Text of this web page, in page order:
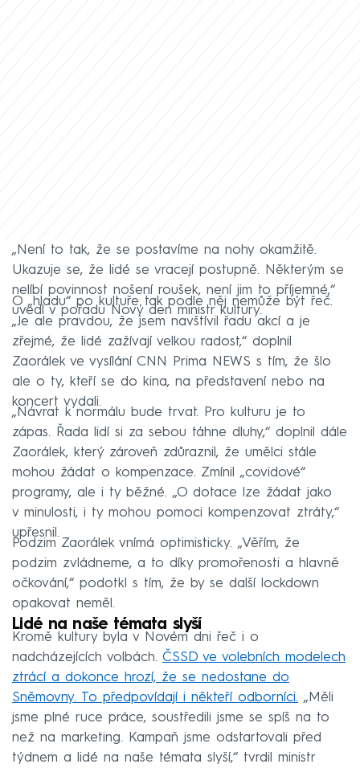
„Není to tak, že se postavíme na nohy okamžitě.
Ukazuje se, že lidé se vracejí postupně. Některým se
nelíbí povinnost nošení roušek, není jim to příjemné,“
uvedl v pořadu Nový den ministr kultury.
O „hladu“ po kultuře tak podle něj nemůže být řeč.
„Je ale pravdou, že jsem navštívil řadu akcí a je
zřejmé, že lidé zažívají velkou radost,“ doplnil
Zaorálek ve vysílání CNN Prima NEWS s tím, že šlo
ale o ty, kteří se do kina, na představení nebo na
koncert vydali.
„Návrat k normálu bude trvat. Pro kulturu je to
zápas. Řada lidí si za sebou táhne dluhy,“ doplnil dále
Zaorálek, který zároveň zdůraznil, že umělci stále
mohou žádat o kompenzace. Zmínil „covidové“
programy, ale i ty běžné. „O dotace lze žádat jako
v minulosti, i ty mohou pomoci kompenzovat ztráty,“
upřesnil.
Podzim Zaorálek vnímá optimisticky. „Věřím, že
podzim zvládneme, a to díky promořenosti a hlavně
očkování,“ podotkl s tím, že by se další lockdown
opakovat neměl.
Lidé na naše témata slyší
Kromě kultury byla v Novém dni řeč i o
nadcházejících volbách. ČSSD ve volebních modelech
ztrácí a dokonce hrozí, že se nedostane do
Sněmovny. To předpovídají i někteří odborníci. „Měli
jsme plné ruce práce, soustředili jsme se spíš na to
než na marketing. Kampaň jsme odstartovali před
týdnem a lidé na naše témata slyší,“ tvrdil ministr